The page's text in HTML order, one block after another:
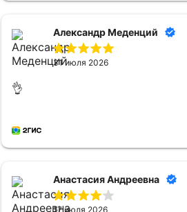
Александр Меденций
31 июля 2026
👌
Анастасия Андреевна
17 июля 2026